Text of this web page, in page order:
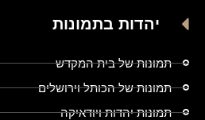
יהדות בתמונות
תמונות של בית המקדש
תמונות של הכותל וירושלים
תמונות יהדות ויודאיקה